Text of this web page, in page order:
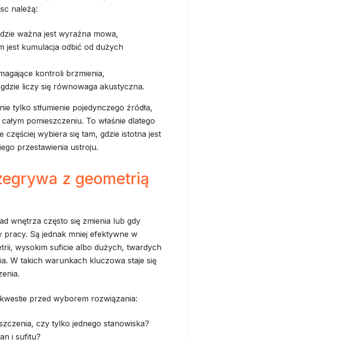
należą:
ważna jest wyraźna mowa,
jest kumulacja odbić od dużych
kontroli brzmienia,
liczy się równowaga akustyczna.
tylko stłumienie pojedynczego źródła,
pomieszczeniu. To właśnie dlatego
wybiera się tam, gdzie istotna jest
przestawienia ustroju.
z geometrią
wnętrza często się zmienia lub gdy
Są jednak mniej efektywne w
wysokim suficie albo dużych, twardych
W takich warunkach kluczowa staje się
przed wyborem rozwiązania:
czy tylko jednego stanowiska?
i sufitu?